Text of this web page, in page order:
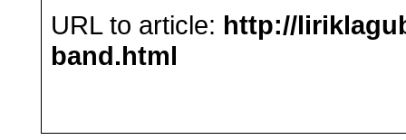
URL to article: http://
band.html